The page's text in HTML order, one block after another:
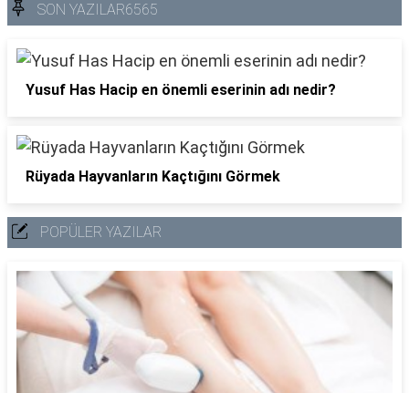
SON YAZILAR6565
Yusuf Has Hacip en önemli eserinin adı nedir?
Rüyada Hayvanların Kaçtığını Görmek
POPÜLER YAZILAR